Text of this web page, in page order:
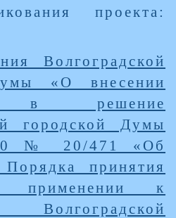
проекта:
Волгоградской
«О внесении
в решение
городской Думы
№ 20/471 «Об
принятия
применении к